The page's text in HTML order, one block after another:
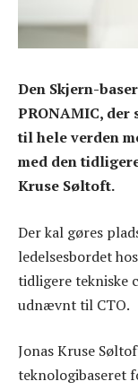
Den Skjern-
PRONAMIC,
til hele verden
med den
Kruse Søltoft.
Der kal gøres
ledelsesbordet
tidligere tekniske
udnævnt til CTO.
Jonas Kruse
teknologibaseret